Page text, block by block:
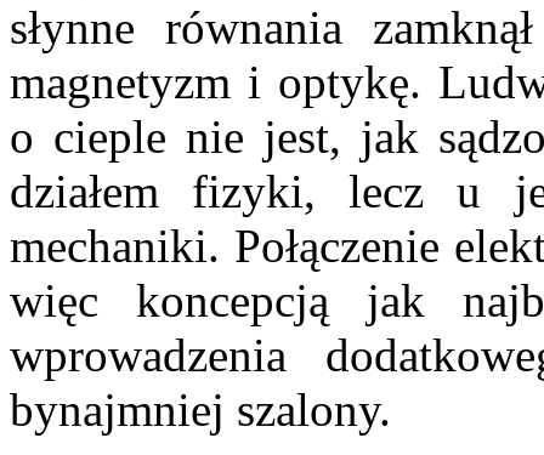
słynne równania
magnetyzm i optykę.
o cieple nie jest, jak
działem fizyki, lecz u
mechaniki. Połączenie
więc koncepcją jak
wprowadzenia
bynajmniej szalony.